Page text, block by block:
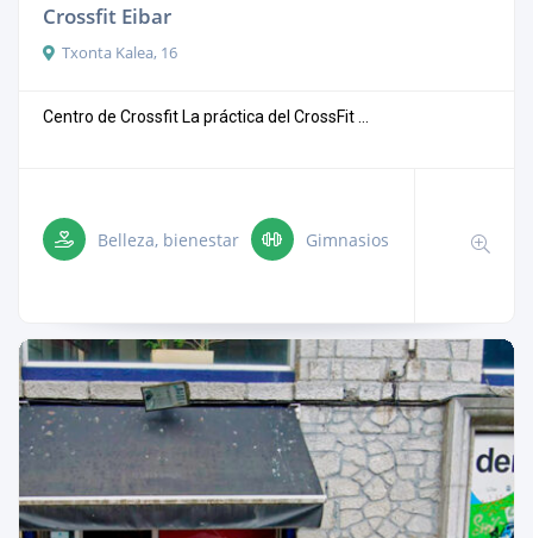
Crossfit Eibar
Txonta Kalea, 16
Centro de Crossfit La práctica del CrossFit ...
Belleza, bienestar Gimnasios